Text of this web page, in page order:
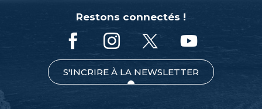
Restons connectés !
S'INCRIRE À LA NEWSLETTER